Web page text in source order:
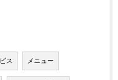
ス メニュー